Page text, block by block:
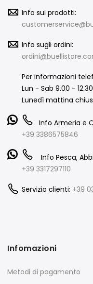
Info sui prodotti:
Info sugli ordini:
Per informazioni
Lun - Sab 9.00 -
Lunedì mattina
Info Armeria e
+39 3386575846
Info Pesca,
+39 3317297110
Servizio clienti: +39
Infomazioni
Metodi di pagamento